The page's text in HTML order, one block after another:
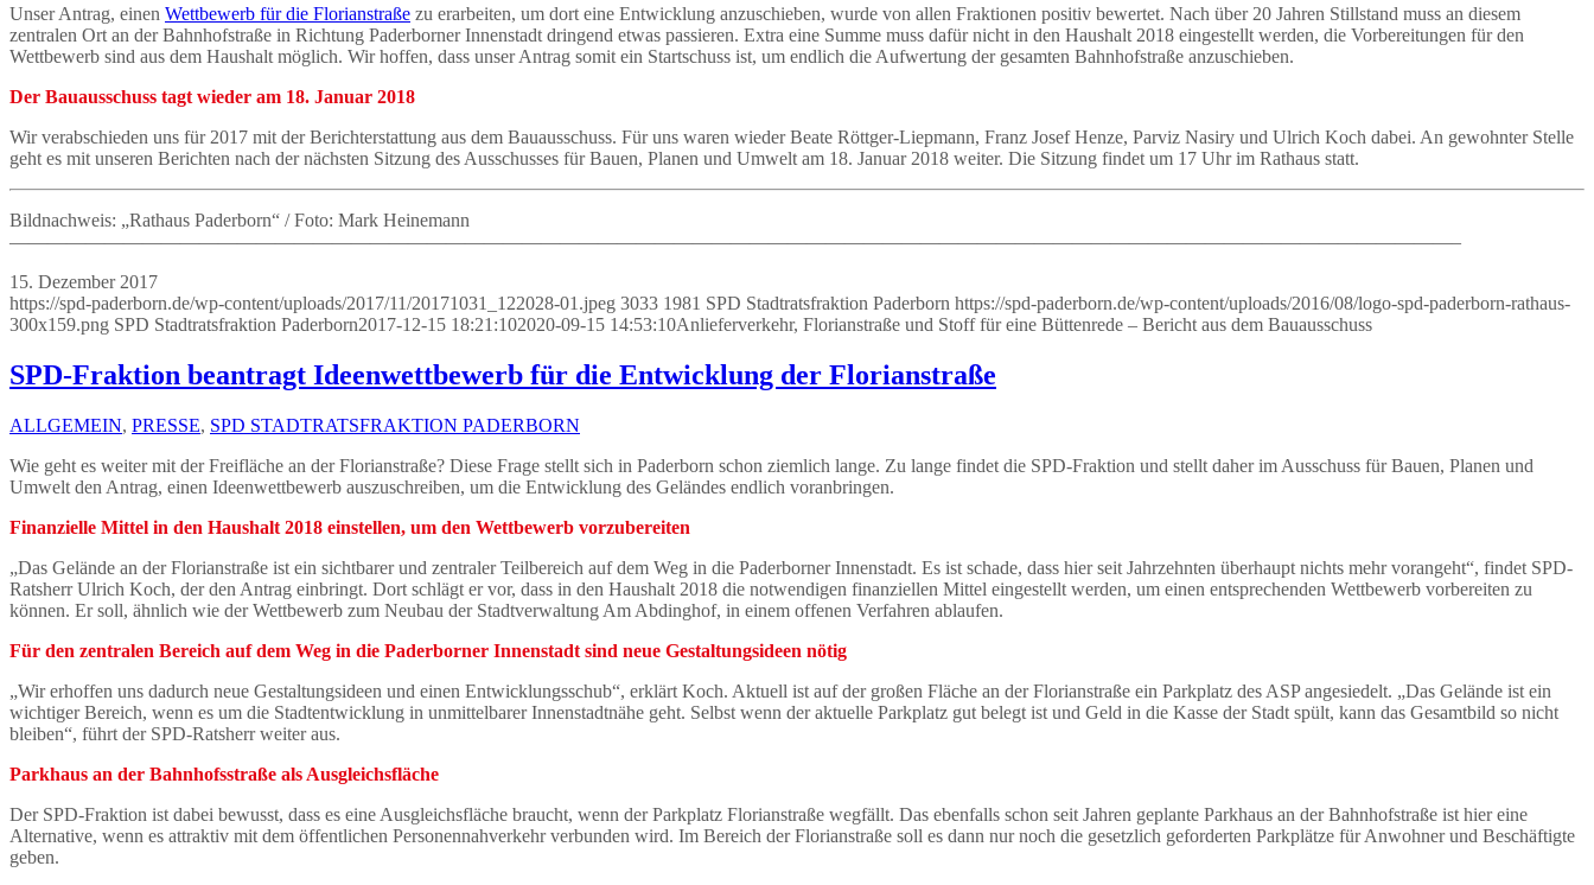
Unser Antrag, einen Wettbewerb für die Florianstraße zu erarbeiten, um dort eine Entwicklung anzuschieben, wurde von allen Fraktionen positiv bewertet. Nach über 20 Jahren Stillstand muss an diesem
zentralen Ort an der Bahnhofstraße in Richtung Paderborner Innenstadt dringend etwas passieren. Extra eine Summe muss dafür nicht in den Haushalt 2018 eingestellt werden, die Vorbereitungen für den
Wettbewerb sind aus dem Haushalt möglich. Wir hoffen, dass unser Antrag somit ein Startschuss ist, um endlich die Aufwertung der gesamten Bahnhofstraße anzuschieben.
Der Bauausschuss tagt wieder am 18. Januar 2018
Wir verabschieden uns für 2017 mit der Berichterstattung aus dem Bauausschuss. Für uns waren wieder Beate Röttger-Liepmann, Franz Josef Henze, Parviz Nasiry und Ulrich Koch dabei. An gewohnter Stelle
geht es mit unseren Berichten nach der nächsten Sitzung des Ausschusses für Bauen, Planen und Umwelt am 18. Januar 2018 weiter. Die Sitzung findet um 17 Uhr im Rathaus statt.
Bildnachweis: „Rathaus Paderborn“ / Foto: Mark Heinemann
————————————————————————————————————————————————————————————————————————————–
15. Dezember 2017
https://spd-paderborn.de/wp-content/uploads/2017/11/20171031_122028-01.jpeg 3033 1981 SPD Stadtratsfraktion Paderborn https://spd-paderborn.de/wp-content/uploads/2016/08/logo-spd-paderborn-rathaus-
300x159.png SPD Stadtratsfraktion Paderborn2017-12-15 18:21:102020-09-15 14:53:10Anlieferverkehr, Florianstraße und Stoff für eine Büttenrede – Bericht aus dem Bauausschuss
SPD-Fraktion beantragt Ideenwettbewerb für die Entwicklung der Florianstraße
ALLGEMEIN, PRESSE, SPD STADTRATSFRAKTION PADERBORN
Wie geht es weiter mit der Freifläche an der Florianstraße? Diese Frage stellt sich in Paderborn schon ziemlich lange. Zu lange findet die SPD-Fraktion und stellt daher im Ausschuss für Bauen, Planen und
Umwelt den Antrag, einen Ideenwettbewerb auszuschreiben, um die Entwicklung des Geländes endlich voranbringen.
Finanzielle Mittel in den Haushalt 2018 einstellen, um den Wettbewerb vorzubereiten
„Das Gelände an der Florianstraße ist ein sichtbarer und zentraler Teilbereich auf dem Weg in die Paderborner Innenstadt. Es ist schade, dass hier seit Jahrzehnten überhaupt nichts mehr vorangeht“, findet SPD-
Ratsherr Ulrich Koch, der den Antrag einbringt. Dort schlägt er vor, dass in den Haushalt 2018 die notwendigen finanziellen Mittel eingestellt werden, um einen entsprechenden Wettbewerb vorbereiten zu
können. Er soll, ähnlich wie der Wettbewerb zum Neubau der Stadtverwaltung Am Abdinghof, in einem offenen Verfahren ablaufen.
Für den zentralen Bereich auf dem Weg in die Paderborner Innenstadt sind neue Gestaltungsideen nötig
„Wir erhoffen uns dadurch neue Gestaltungsideen und einen Entwicklungsschub“, erklärt Koch. Aktuell ist auf der großen Fläche an der Florianstraße ein Parkplatz des ASP angesiedelt. „Das Gelände ist ein
wichtiger Bereich, wenn es um die Stadtentwicklung in unmittelbarer Innenstadtnähe geht. Selbst wenn der aktuelle Parkplatz gut belegt ist und Geld in die Kasse der Stadt spült, kann das Gesamtbild so nicht
bleiben“, führt der SPD-Ratsherr weiter aus.
Parkhaus an der Bahnhofsstraße als Ausgleichsfläche
Der SPD-Fraktion ist dabei bewusst, dass es eine Ausgleichsfläche braucht, wenn der Parkplatz Florianstraße wegfällt. Das ebenfalls schon seit Jahren geplante Parkhaus an der Bahnhofstraße ist hier eine
Alternative, wenn es attraktiv mit dem öffentlichen Personennahverkehr verbunden wird. Im Bereich der Florianstraße soll es dann nur noch die gesetzlich geforderten Parkplätze für Anwohner und Beschäftigte
geben.